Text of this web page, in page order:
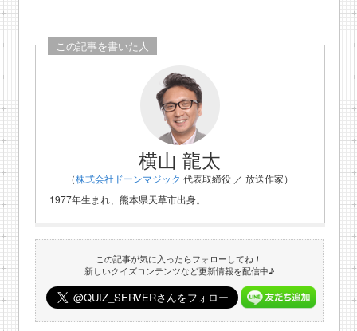
この記事を書いた人
横山 龍太
（株式会社ドーンマジック 代表取締役 ／ 放送作家）
1977年生まれ、熊本県天草市出身。
この記事が気に入ったらフォローしてね！
新しいクイズコンテンツなど更新情報を配信中♪